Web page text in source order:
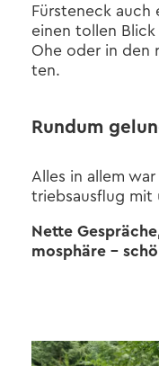
Fürs­ten­eck auch
einen tol­len Blick
Ohe oder in den
ten.
Rund­um
Alles in allem
triebs­aus­flug mit
Nette
mo­sphä­re –